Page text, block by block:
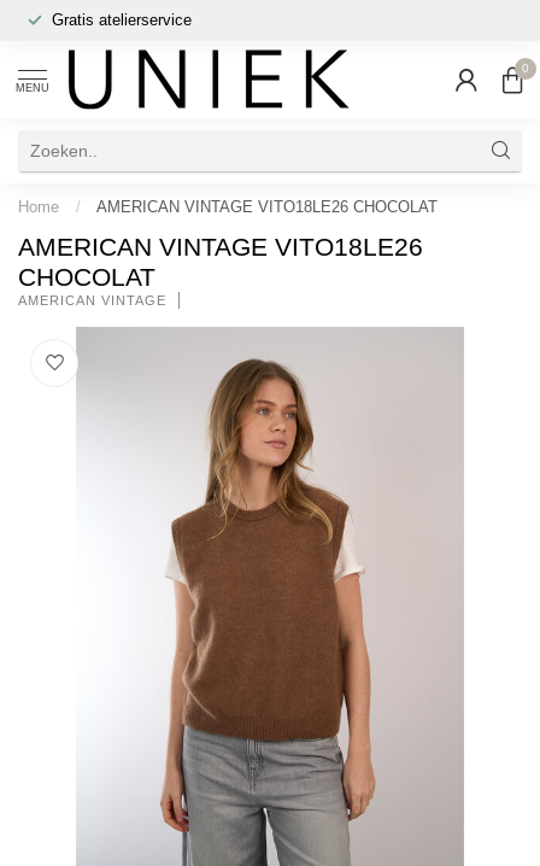
Gratis atelierservice
MENU
0
Home / AMERICAN VINTAGE VITO18LE26 CHOCOLAT
AMERICAN VINTAGE VITO18LE26
CHOCOLAT
AMERICAN VINTAGE